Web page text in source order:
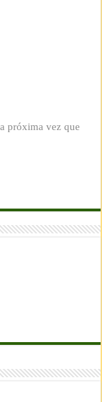
próxima vez que